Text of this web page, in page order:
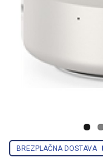
BREZPLAČNA DOSTAVA